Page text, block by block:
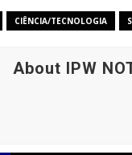
CIÊNCIA/TECNOLOGIA
About IPW